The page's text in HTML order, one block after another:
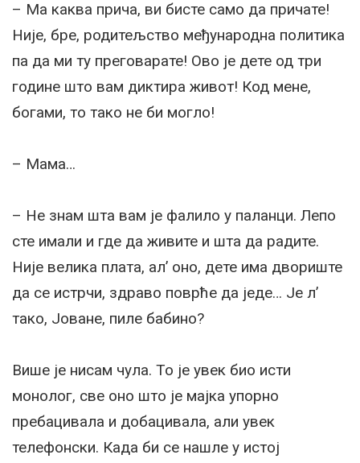
– Ма каква прича, ви бисте само да причате!
Није, бре, родитељство међународна политика
па да ми ту преговарате! Ово је дете од три
године што вам диктира живот! Код мене,
богами, то тако не би могло!
– Мама…
– Не знам шта вам је фалило у паланци. Лепо
сте имали и где да живите и шта да радите.
Није велика плата, ал’ оно, дете има двориште
да се истрчи, здраво поврће да једе… Је л’
тако, Јоване, пиле бабино?
Више је нисам чула. То је увек био исти
монолог, све оно што је мајка упорно
пребацивала и добацивала, али увек
телефонски. Када би се нашле у истој